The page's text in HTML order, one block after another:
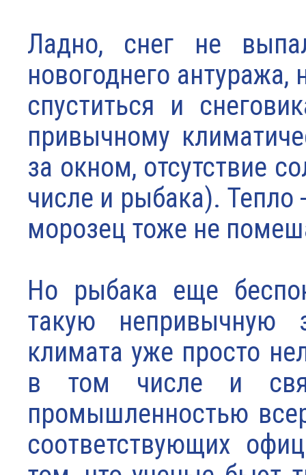
Ладно, снег не
новогоднего антуража,
спуститься и
привычному
за окном, отсутствие
числе и рыбака).
морозец тоже не
Но рыбака еще
такую непривычную
климата уже просто
в том числе и
промышленностью
соответствующих